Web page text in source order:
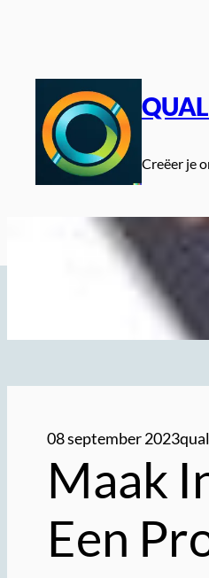
Creëer je
08 september 2023
Maak
Een